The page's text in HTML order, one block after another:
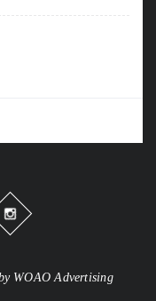
WOAO Advertising